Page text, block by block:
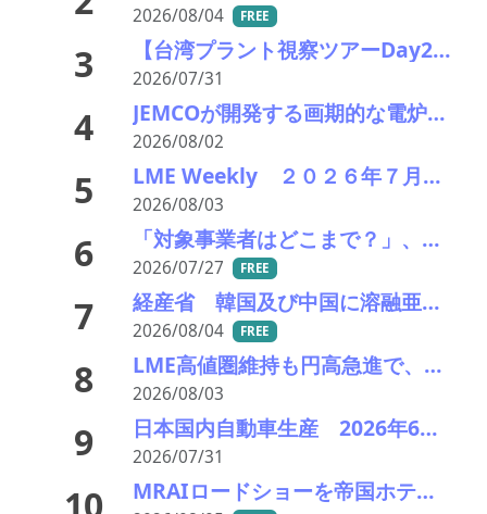
2026/08/04 FREE
3 【台湾プラント視察ツアーDay2】TSUとTSRを訪問：世界トップクラスの電炉ダスト＆スラグ・リサイクルの最前線
2026/07/31
4 JEMCOが開発する画期的な電炉ダスト（EAFD）処理技術
2026/08/02
5 LME Weekly ２０２６年７月２７日－３１日 銅が高値圏維持 供給逼迫と在庫減少で買い優勢
2026/08/03
6 「対象事業者はどこまで？」、残り２年半で細部の詰め急ぐ――環境省、第１回スクラップヤード環境対策技術検討会
2026/07/27 FREE
7 経産省 韓国及び中国に溶融亜鉛メッキ類鋼材に対し不当廉売関税の課税を発表
2026/08/04 FREE
8 LME高値圏維持も円高急進で、銅スタート建値は90円引き下げの2,280円に 亜鉛も引き下げ649円へ
2026/08/03
9 日本国内自動車生産 2026年6月生産台数 73万7千台 前年同月比6.8%増加
2026/07/31
MRAIロードショーを帝国ホテルで開催 「MRAI国際ビジネスサミット(IBS2026)」、日本のリサイクル企業に参加呼びかけ